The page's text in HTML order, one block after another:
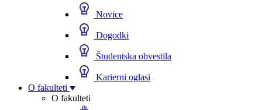
Novice
Dogodki
Študentska obvestila
Karierni oglasi
O fakulteti
O fakulteti